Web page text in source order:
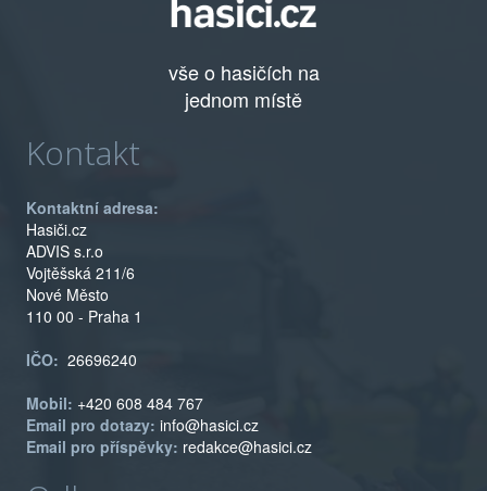
vše o hasičích na
jednom místě
Kontakt
Kontaktní adresa:
Hasiči.cz
ADVIS s.r.o
Vojtěšská 211/6
Nové Město
110 00 - Praha 1
IČO: 26696240
Mobil: +420 608 484 767
Email pro dotazy: info@hasici.cz
Email pro příspěvky: redakce@hasici.cz